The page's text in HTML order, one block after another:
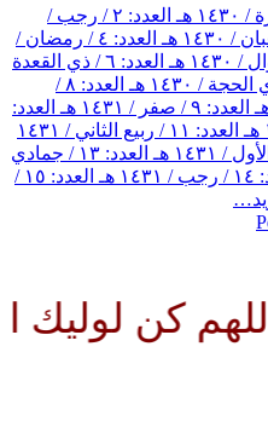
العدد: ٢ / رجب /
العدد: ٤ / رمضان /
العدد: ٦ / ذي القعدة
العدد: ٨ /
العدد: ٩ / صفر / ١٤٣١ هـ
العدد:
العدد: ١١ / ربيع الثاني / ١٤٣١
العدد: ١٣ / جمادي
هـ
العدد: ١٥ /
كن لوليك